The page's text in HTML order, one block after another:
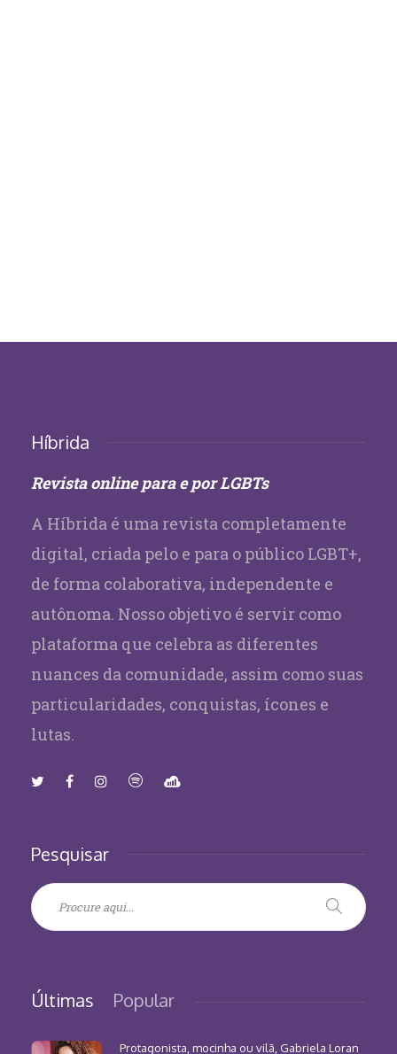
Híbrida
Revista online para e por LGBTs
A Híbrida é uma revista completamente
digital, criada pelo e para o público LGBT+,
de forma colaborativa, independente e
autônoma. Nosso objetivo é servir como
plataforma que celebra as diferentes
nuances da comunidade, assim como suas
particularidades, conquistas, ícones e
lutas.
Pesquisar
Últimas Popular
Protagonista, mocinha ou vilã, Gabriela Loran